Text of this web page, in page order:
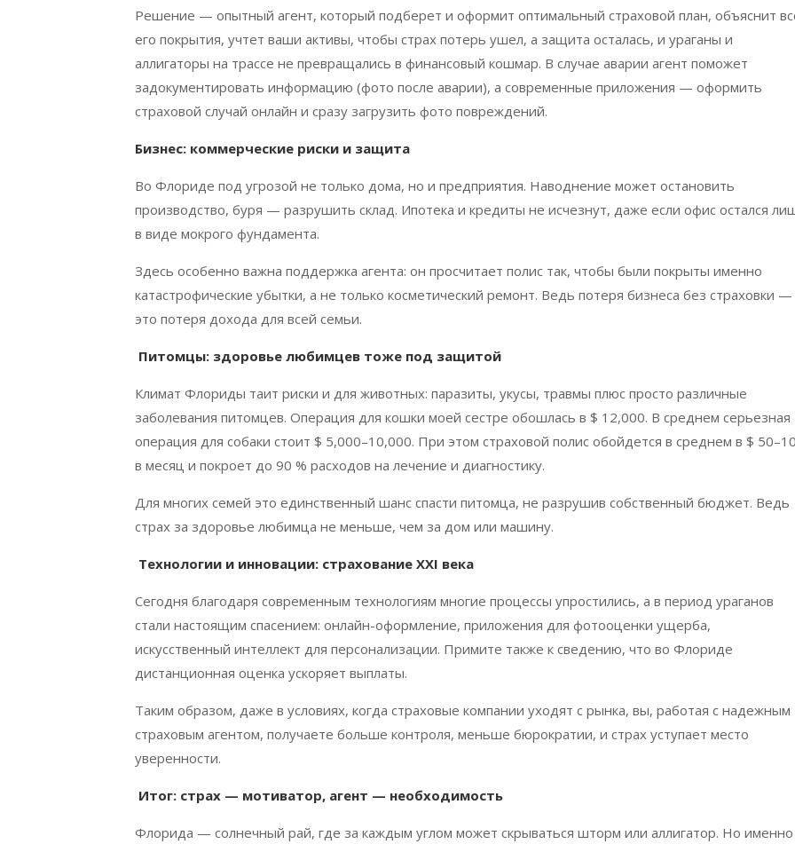
Решение — опытный агент, который подберет и оформит оптимальный страховой план, объяснит
его покрытия, учтет ваши активы, чтобы страх потерь ушел, а защита осталась, и ураганы и
аллигаторы на трассе не превращались в финансовый кошмар. В случае аварии агент поможет
задокументировать информацию (фото после аварии), а современные приложения — оформить
страховой случай онлайн и сразу загрузить фото повреждений.
Бизнес: коммерческие риски и защита
Во Флориде под угрозой не только дома, но и предприятия. Наводнение может остановить
производство, буря — разрушить склад. Ипотека и кредиты не исчезнут, даже если офис остался
в виде мокрого фундамента.
Здесь особенно важна поддержка агента: он просчитает полис так, чтобы были покрыты именно
катастрофические убытки, а не только косметический ремонт. Ведь потеря бизнеса без страховки —
это потеря дохода для всей семьи.
Питомцы: здоровье любимцев тоже под защитой
Климат Флориды таит риски и для животных: паразиты, укусы, травмы плюс просто различные
заболевания питомцев. Операция для кошки моей сестре обошлась в $ 12,000. В среднем серьезная
операция для собаки стоит $ 5,000–10,000. При этом страховой полис обойдется в среднем в $
в месяц и покроет до 90 % расходов на лечение и диагностику.
Для многих семей это единственный шанс спасти питомца, не разрушив собственный бюджет. Ведь
страх за здоровье любимца не меньше, чем за дом или машину.
Технологии и инновации: страхование XXI века
Сегодня благодаря современным технологиям многие процессы упростились, а в период ураганов
стали настоящим спасением: онлайн-оформление, приложения для фотооценки ущерба,
искусственный интеллект для персонализации. Примите также к сведению, что во Флориде
дистанционная оценка ускоряет выплаты.
Таким образом, даже в условиях, когда страховые компании уходят с рынка, вы, работая с надежным
страховым агентом, получаете больше контроля, меньше бюрократии, и страх уступает место
уверенности.
Итог: страх — мотиватор, агент — необходимость
Флорида — солнечный рай, где за каждым углом может скрываться шторм или аллигатор. Но именно